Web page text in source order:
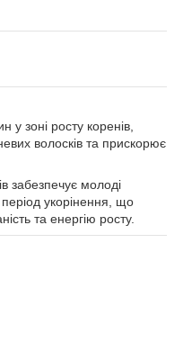
у зоні росту коренів,
волосків та прискорює
забезпечує молоді
укорінення, що
та енергію росту.